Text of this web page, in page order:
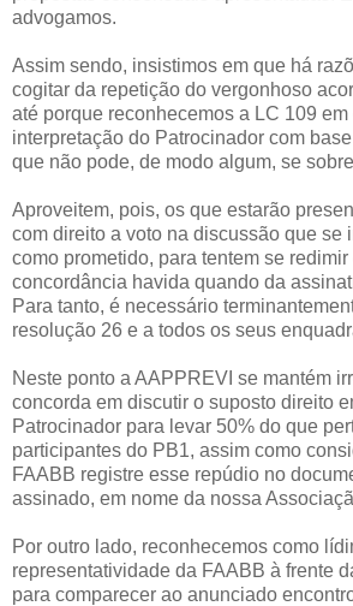
advogamos.
Assim sendo, insistimos em que há
cogitar da repetição do vergonhoso
até porque reconhecemos a LC 109
interpretação do Patrocinador com
que não pode, de modo algum, se
Aproveitem, pois, os que estarão
com direito a voto na discussão que se
como prometido, para tentem se redimir
concordância havida quando da
Para tanto, é necessário
resolução 26 e a todos os seus
Neste ponto a AAPPREVI se mantém
concorda em discutir o suposto direito
Patrocinador para levar 50% do que
participantes do PB1, assim como
FAABB registre esse repúdio no
assinado, em nome da nossa
Por outro lado, reconhecemos como
representatividade da FAABB à frente
para comparecer ao anunciado